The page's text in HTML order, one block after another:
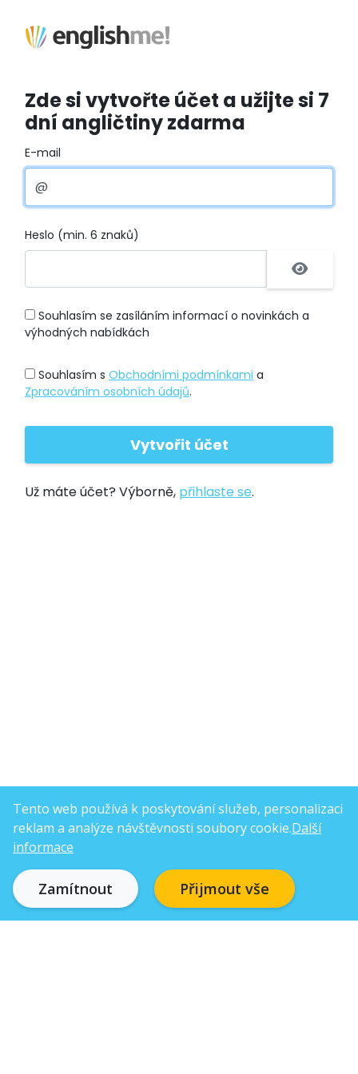
Zde si vytvořte účet a užijte si 7
dní angličtiny zdarma
E-mail
Heslo (min. 6 znaků)
Souhlasím se zasíláním informací o novinkách a
výhodných nabídkách
Souhlasím s Obchodními podmínkami a
Zpracováním osobních údajů.
Už máte účet? Výborně, přihlaste se.
Tento web používá k poskytování služeb, personalizaci
reklam a analýze návštěvnosti soubory cookie.Další
informace
Zamítnout Přijmout vše